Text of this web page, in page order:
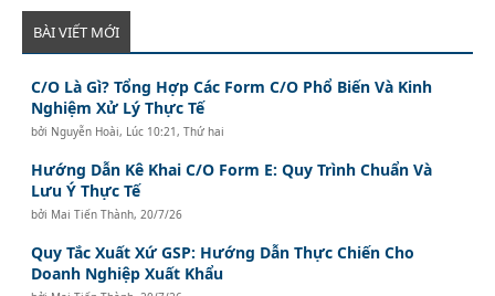
BÀI VIẾT MỚI
C/O Là Gì? Tổng Hợp Các Form C/O Phổ Biến Và Kinh
Nghiệm Xử Lý Thực Tế
bởi Nguyễn Hoài, Lúc 10:21, Thứ hai
Hướng Dẫn Kê Khai C/O Form E: Quy Trình Chuẩn Và
Lưu Ý Thực Tế
bởi Mai Tiến Thành, 20/7/26
Quy Tắc Xuất Xứ GSP: Hướng Dẫn Thực Chiến Cho
Doanh Nghiệp Xuất Khẩu